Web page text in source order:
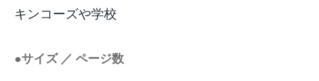
キンコーズや学校
●サイズ ／ ページ数